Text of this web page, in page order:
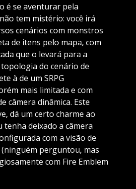
é se aventurar pela
tem mistério: você irá
cenários com monstros
de itens pelo mapa, com
que o levará para a
do cenário de
à de um SRPG
mais limitada e com
câmera dinâmica. Este
dá um certo charme ao
tenha deixado a câmera
com a visão de
perguntou, mas
com Fire Emblem